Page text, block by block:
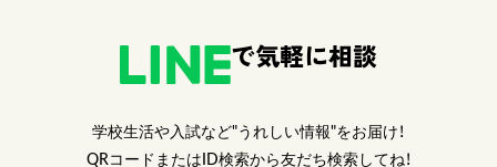
で気軽に相談
学校生活や入試など"うれしい情報"をお届け！
QRコードまたはID検索から友だち検索してね！